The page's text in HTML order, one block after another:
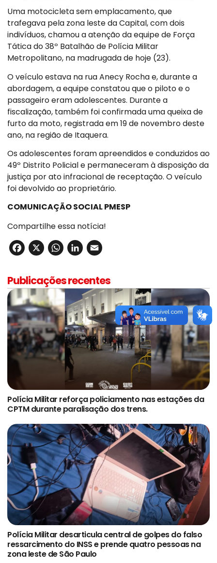
Uma motocicleta sem emplacamento, que
trafegava pela zona leste da Capital, com dois
indivíduos, chamou a atenção da equipe de Força
Tática do 38º Batalhão de Polícia Militar
Metropolitano, na madrugada de hoje (23).
O veículo estava na rua Anecy Rocha e, durante a
abordagem, a equipe constatou que o piloto e o
passageiro eram adolescentes. Durante a
fiscalização, também foi confirmada uma queixa de
furto da moto, registrada em 19 de novembro deste
ano, na região de Itaquera.
Os adolescentes foram apreendidos e conduzidos ao
49º Distrito Policial e permaneceram à disposição da
justiça por ato infracional de receptação. O veículo
foi devolvido ao proprietário.
COMUNICAÇÃO SOCIAL PMESP
Compartilhe essa notícia!
Facebook
X WhatsApp
LinkedIn
Publicações recentes
Polícia Militar reforça policiamento nas estações da
CPTM durante paralisação dos trens.
Polícia Militar desarticula central de golpes do falso
ressarcimento do INSS e prende quatro pessoas na
zona leste de São Paulo